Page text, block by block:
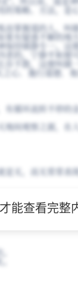
策略、方法，是
而掌握道的人，叫
有疑惑不解的地
持镇静专一。这
者的。宁静平和便
存不散，这便叫做
心．施行道德．
循环流转不停的
间观察之源，在
无，而无常常表
才能查看完整